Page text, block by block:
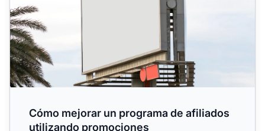
Cómo mejorar un programa de afiliados
utilizando promociones